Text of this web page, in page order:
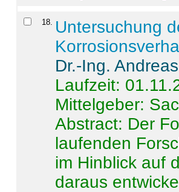
18
Untersuchung
Dr.-Ing.
Laufzeit:
Mittelgeber:
Abstract: Der
laufenden
im Hinblick auf
daraus